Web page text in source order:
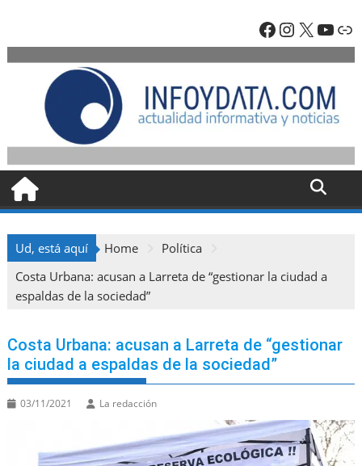
content
Facebook
X
Ud, está aquí Home
Política
Costa Urbana: acusan a Larreta de “gestionar la ciudad a
espaldas de la sociedad”
Costa Urbana: acusan a Larreta de “gestionar
la ciudad a espaldas de la sociedad”
03/11/2021 La redacción